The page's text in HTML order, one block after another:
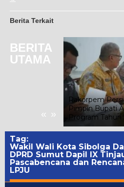
Berita Terkait
BERITA
UTAMA
« »
Rakorpem
Pimpin Bupati
Program Tahun
Tag:
Wakil Wali Kota Sibolga
DPRD Sumut Dapil IX
Pascabencana dan
LPJU